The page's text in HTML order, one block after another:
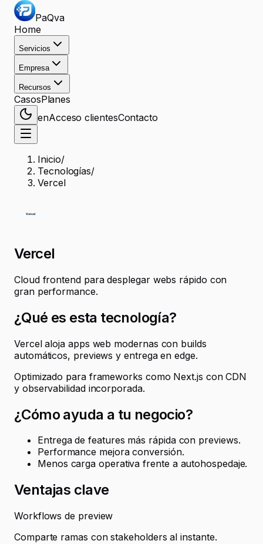
PaQva
Home
Servicios
Empresa
Recursos
CasosPlanes
enAcceso clientesContacto
Inicio/
Tecnologías/
Vercel
Vercel
Cloud frontend para desplegar webs rápido con
gran performance.
¿Qué es esta tecnología?
Vercel aloja apps web modernas con builds
automáticos, previews y entrega en edge.
Optimizado para frameworks como Next.js con CDN
y observabilidad incorporada.
¿Cómo ayuda a tu negocio?
Entrega de features más rápida con previews.
Performance mejora conversión.
Menos carga operativa frente a autohospedaje.
Ventajas clave
Workflows de preview
Comparte ramas con stakeholders al instante.